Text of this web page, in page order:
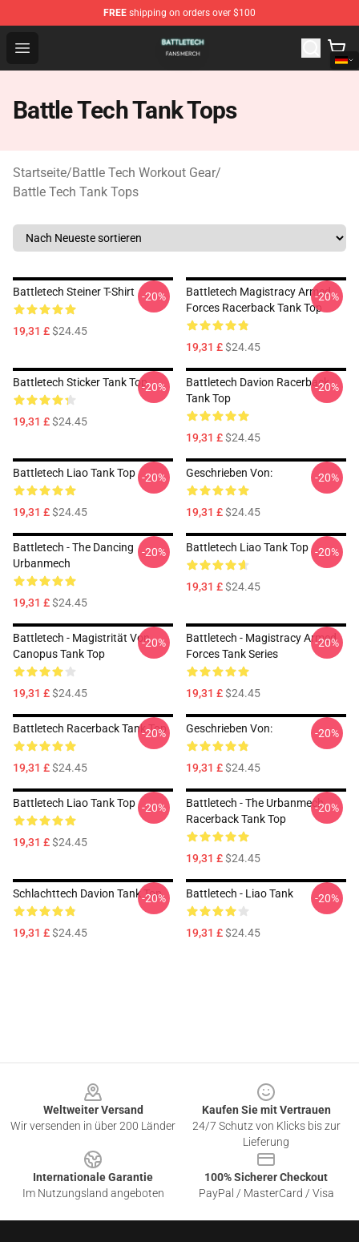
FREE shipping on orders over $100
Open menu
Battle Tech Shop - Official Battle Tech Merchandise Store
Battle Tech Tank Tops
Startseite/Battle Tech Workout Gear/
Battle Tech Tank Tops
Battletech Steiner T-Shirt
19,31 £$24.45
-20%
Battletech Magistracy Armed
Forces Racerback Tank Top
19,31 £$24.45
-20%
Battletech Sticker Tank Top
19,31 £$24.45
-20%
Battletech Davion Racerback
Tank Top
19,31 £$24.45
-20%
Battletech Liao Tank Top
19,31 £$24.45
-20% Geschrieben Von:
19,31 £$24.45
-20%
Battletech - The Dancing
Urbanmech
19,31 £$24.45
-20% Battletech Liao Tank Top
19,31 £$24.45
-20%
Battletech - Magistrität Von
Canopus Tank Top
19,31 £$24.45
-20%
Battletech - Magistracy Armed
Forces Tank Series
19,31 £$24.45
-20%
Battletech Racerback Tank Top
19,31 £$24.45
-20% Geschrieben Von:
19,31 £$24.45
-20%
Battletech Liao Tank Top
19,31 £$24.45
-20%
Battletech - The Urbanmech
Racerback Tank Top
19,31 £$24.45
-20%
Schlachttech Davion Tank Top
19,31 £$24.45
-20% Battletech - Liao Tank
19,31 £$24.45
-20%
Weltweiter Versand
Wir versenden in über 200 Länder
Kaufen Sie mit Vertrauen
24/7 Schutz von Klicks bis zur
Lieferung
Internationale Garantie
Im Nutzungsland angeboten
100% Sicherer Checkout
PayPal / MasterCard / Visa